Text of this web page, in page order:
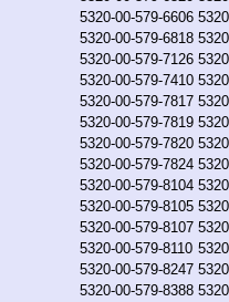
5320-00-579-6606
5320-00-579-6818
5320-00-579-7126
5320-00-579-7410
5320-00-579-7817
5320-00-579-7819
5320-00-579-7820
5320-00-579-7824
5320-00-579-8104
5320-00-579-8105
5320-00-579-8107
5320-00-579-8110
5320-00-579-8247
5320-00-579-8388